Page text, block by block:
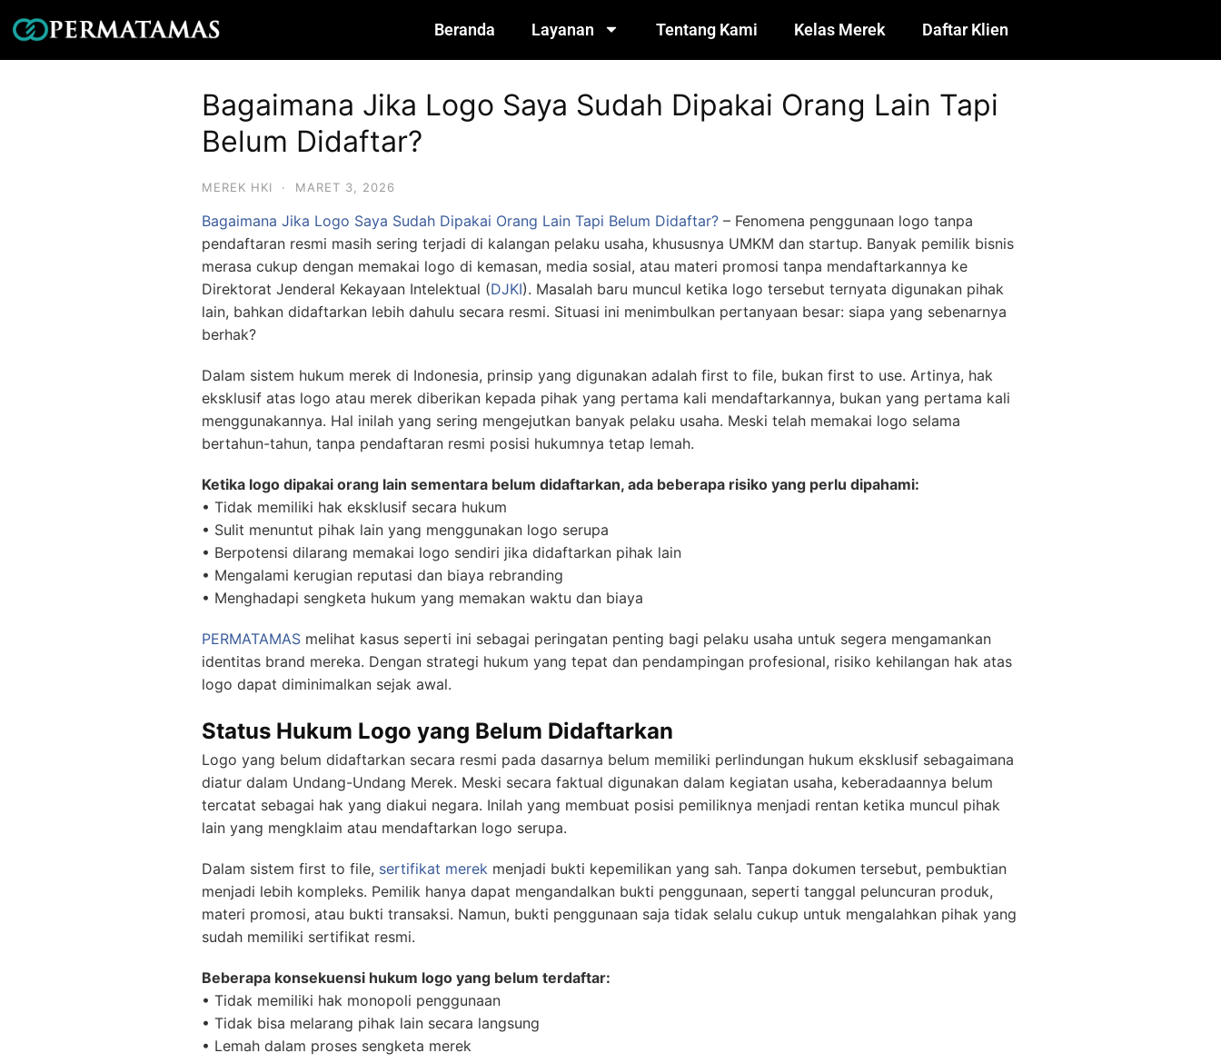
Beranda Layanan Tentang Kami Kelas Merek Daftar Klien
Bagaimana Jika Logo Saya Sudah Dipakai Orang Lain Tapi
Belum Didaftar?
MEREK HKI · MARET 3, 2026
Bagaimana Jika Logo Saya Sudah Dipakai Orang Lain Tapi Belum Didaftar? – Fenomena penggunaan logo tanpa
pendaftaran resmi masih sering terjadi di kalangan pelaku usaha, khususnya UMKM dan startup. Banyak pemilik bisnis
merasa cukup dengan memakai logo di kemasan, media sosial, atau materi promosi tanpa mendaftarkannya ke
Direktorat Jenderal Kekayaan Intelektual (DJKI). Masalah baru muncul ketika logo tersebut ternyata digunakan pihak
lain, bahkan didaftarkan lebih dahulu secara resmi. Situasi ini menimbulkan pertanyaan besar: siapa yang sebenarnya
berhak?
Dalam sistem hukum merek di Indonesia, prinsip yang digunakan adalah first to file, bukan first to use. Artinya, hak
eksklusif atas logo atau merek diberikan kepada pihak yang pertama kali mendaftarkannya, bukan yang pertama kali
menggunakannya. Hal inilah yang sering mengejutkan banyak pelaku usaha. Meski telah memakai logo selama
bertahun-tahun, tanpa pendaftaran resmi posisi hukumnya tetap lemah.
Ketika logo dipakai orang lain sementara belum didaftarkan, ada beberapa risiko yang perlu dipahami:
• Tidak memiliki hak eksklusif secara hukum
• Sulit menuntut pihak lain yang menggunakan logo serupa
• Berpotensi dilarang memakai logo sendiri jika didaftarkan pihak lain
• Mengalami kerugian reputasi dan biaya rebranding
• Menghadapi sengketa hukum yang memakan waktu dan biaya
PERMATAMAS melihat kasus seperti ini sebagai peringatan penting bagi pelaku usaha untuk segera mengamankan
identitas brand mereka. Dengan strategi hukum yang tepat dan pendampingan profesional, risiko kehilangan hak atas
logo dapat diminimalkan sejak awal.
Status Hukum Logo yang Belum Didaftarkan
Logo yang belum didaftarkan secara resmi pada dasarnya belum memiliki perlindungan hukum eksklusif sebagaimana
diatur dalam Undang-Undang Merek. Meski secara faktual digunakan dalam kegiatan usaha, keberadaannya belum
tercatat sebagai hak yang diakui negara. Inilah yang membuat posisi pemiliknya menjadi rentan ketika muncul pihak
lain yang mengklaim atau mendaftarkan logo serupa.
Dalam sistem first to file, sertifikat merek menjadi bukti kepemilikan yang sah. Tanpa dokumen tersebut, pembuktian
menjadi lebih kompleks. Pemilik hanya dapat mengandalkan bukti penggunaan, seperti tanggal peluncuran produk,
materi promosi, atau bukti transaksi. Namun, bukti penggunaan saja tidak selalu cukup untuk mengalahkan pihak yang
sudah memiliki sertifikat resmi.
Beberapa konsekuensi hukum logo yang belum terdaftar:
• Tidak memiliki hak monopoli penggunaan
• Tidak bisa melarang pihak lain secara langsung
• Lemah dalam proses sengketa merek